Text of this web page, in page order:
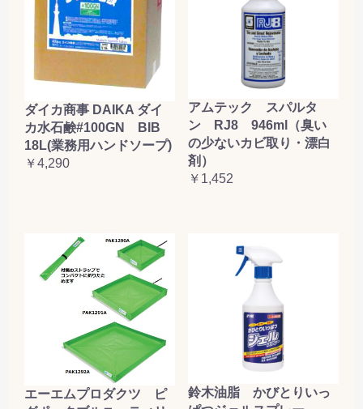
ダイカ商事 DAIKA ダイ
カ水石鹸#100GN BIB
18L(業務用ハンドソープ)
￥4,290
アムテック スパルタ
ン RJ8 946ml（臭い
の少ないカビ取り・漂白
剤）
￥1,452
エーエムプロダクツ ピ
鈴木油脂 かびとりいっ